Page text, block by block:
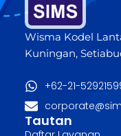
Wisma Kodel
Kuningan,
+62-21-
Tautan